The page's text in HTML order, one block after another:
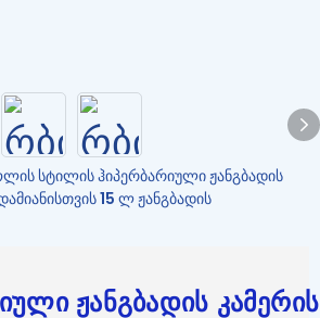
სტილის ჰიპერბარიული ჟანგბადის
15 ლ ჟანგბადის
ჟანგბადის